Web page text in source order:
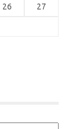
26 27